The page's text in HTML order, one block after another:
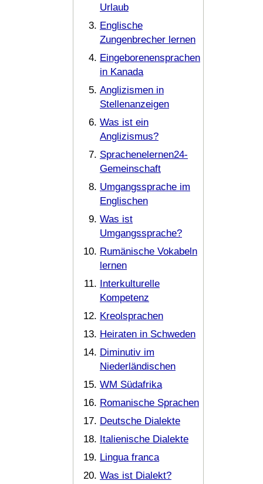
Urlaub
Englische
Zungenbrecher lernen
Eingeborenensprachen
in Kanada
Anglizismen in
Stellenanzeigen
Was ist ein
Anglizismus?
Sprachenelernen24-
Gemeinschaft
Umgangssprache im
Englischen
Was ist
Umgangssprache?
Rumänische Vokabeln
lernen
Interkulturelle
Kompetenz
Kreolsprachen
Heiraten in Schweden
Diminutiv im
Niederländischen
WM Südafrika
Romanische Sprachen
Deutsche Dialekte
Italienische Dialekte
Lingua franca
Was ist Dialekt?